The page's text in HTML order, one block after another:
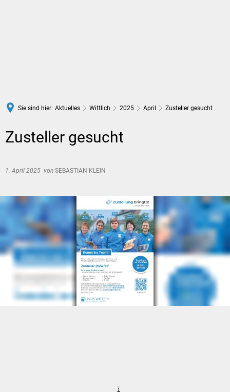
Sie sind hier: Aktuelles Wittlich 2025 April Zusteller gesucht
Zusteller gesucht
1. April 2025 von SEBASTIAN KLEIN